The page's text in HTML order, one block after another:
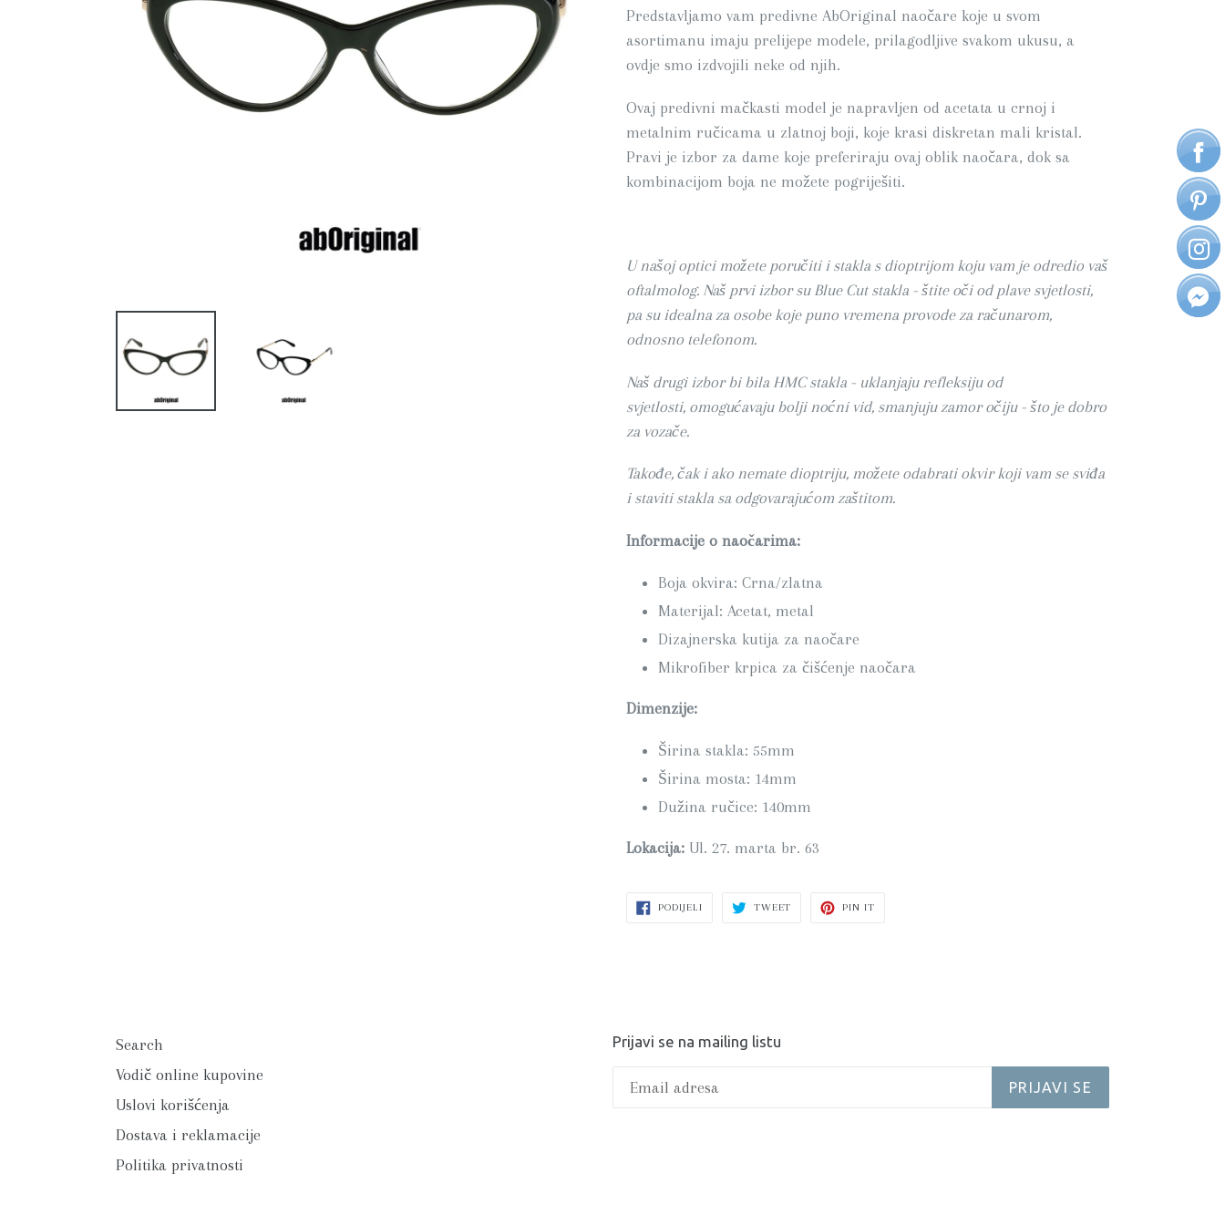
Predstavljamo vam predivne AbOriginal naočare koje u svom
asortimanu imaju prelijepe modele, prilagodljive svakom ukusu, a
ovdje smo izdvojili neke od njih.
Ovaj predivni mačkasti model je napravljen od acetata u crnoj i
metalnim ručicama u zlatnoj boji, koje krasi diskretan mali kristal.
Pravi je izbor za dame koje preferiraju ovaj oblik naočara, dok sa
kombinacijom boja ne možete pogriješiti.
U našoj optici možete poručiti i stakla s dioptrijom koju vam je odredio vaš
oftalmolog. Naš prvi izbor su Blue Cut stakla - štite oči od plave svjetlosti,
pa su idealna za osobe koje puno vremena provode za računarom,
odnosno telefonom.
Naš drugi izbor bi bila HMC stakla - uklanjaju refleksiju od
svjetlosti, omogućavaju bolji noćni vid, smanjuju zamor očiju - što je dobro
za vozače.
Takođe, čak i ako nemate dioptriju, možete odabrati okvir koji vam se sviđa
i staviti stakla sa odgovarajućom zaštitom.
Informacije o naočarima:
Boja okvira: Crna/zlatna
Materijal: Acetat, metal
Dizajnerska kutija za naočare
Mikrofiber krpica za čišćenje naočara
Dimenzije:
Širina stakla: 55mm
Širina mosta: 14mm
Dužina ručice: 140mm
Lokacija: Ul. 27. marta br. 63
PODIJELIPODIJELI
TWEET PODIJELI
PIN IT
Search
Vodič online kupovine
Uslovi korišćenja
Dostava i reklamacije
Politika privatnosti
Prijavi se na mailing listu
PRIJAVI SE